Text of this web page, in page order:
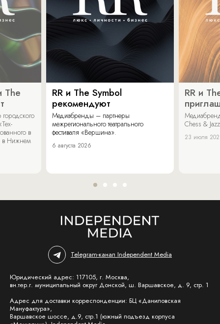
The
в
в Нижнем
RR и The Symbol
рекомендуют
Медиабренды – партнеры
межрегионального театрального
фестиваля «Вершина».
6 августа 2026
RR и
Chess &
23 июля
Telegram-канал Independent Media
Юридический адрес: 117105, г. Москва,
вн.тер.г. муниципальный округ Донской, ш. Варшавское, д. 9, стр. 1
Адрес для доставки корреспонденции: БЦ «Даниловская
Мануфактура»,
Варшавское шоссе, д.9, стр.1 (южный подъезд корпуса